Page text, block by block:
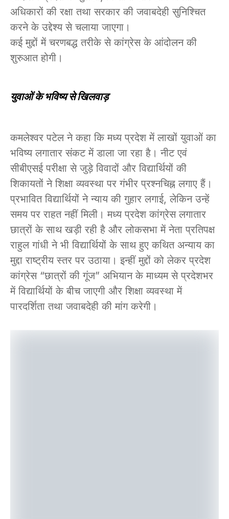
अधिकारों की रक्षा तथा सरकार की जवाबदेही सुनिश्चित
करने के उद्देश्य से चलाया जाएगा।
कई मुद्दों में चरणबद्ध तरीके से कांग्रेस के आंदोलन की
शुरुआत होगी।
युवाओं के भविष्य से खिलवाड़
कमलेश्वर पटेल ने कहा कि मध्य प्रदेश में लाखों युवाओं का
भविष्य लगातार संकट में डाला जा रहा है। नीट एवं
सीबीएसई परीक्षा से जुड़े विवादों और विद्यार्थियों की
शिकायतों ने शिक्षा व्यवस्था पर गंभीर प्रश्नचिह्न लगाए हैं।
प्रभावित विद्यार्थियों ने न्याय की गुहार लगाई, लेकिन उन्हें
समय पर राहत नहीं मिली। मध्य प्रदेश कांग्रेस लगातार
छात्रों के साथ खड़ी रही है और लोकसभा में नेता प्रतिपक्ष
राहुल गांधी ने भी विद्यार्थियों के साथ हुए कथित अन्याय का
मुद्दा राष्ट्रीय स्तर पर उठाया। इन्हीं मुद्दों को लेकर प्रदेश
कांग्रेस “छात्रों की गूंज” अभियान के माध्यम से प्रदेशभर
में विद्यार्थियों के बीच जाएगी और शिक्षा व्यवस्था में
पारदर्शिता तथा जवाबदेही की मांग करेगी।